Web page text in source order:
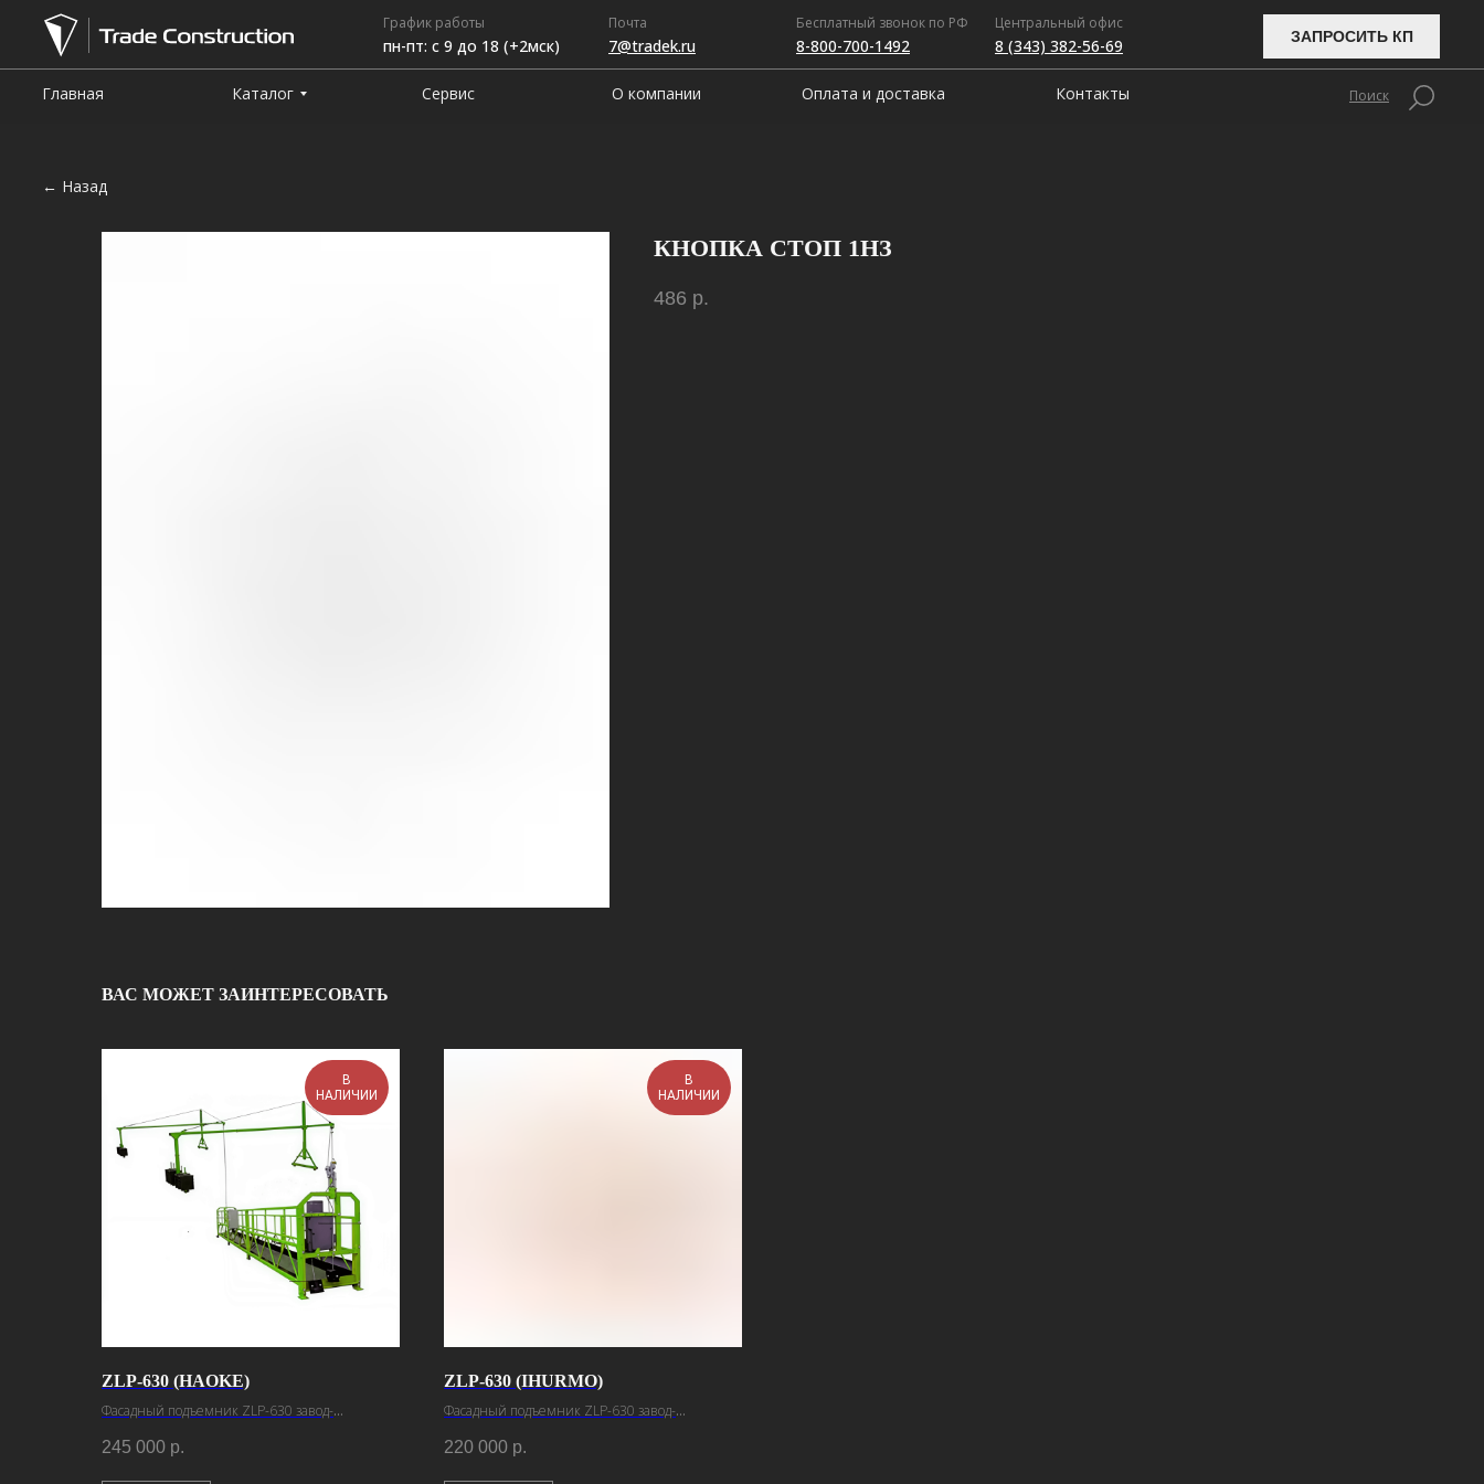
8-800-700-1492
7@tradek.ru
Центральный офис
Поиск
Бесплатный звонок по РФ
Почта
График работы
пн-пт: с 9 до 18 (+2мск) ЗАПРОСИТЬ КП
8 (343) 382-56-69
Главная Каталог Сервис О компании Оплата и доставка Контакты
← Назад
КНОПКА СТОП 1НЗ
486 р.
ВАС МОЖЕТ ЗАИНТЕРЕСОВАТЬ
В
НАЛИЧИИ
ZLP-630 (HAOKE)
Фасадный подъемник ZLP-630 завод-
245 000 р.
В
НАЛИЧИИ
ZLP-630 (IHURMO)
Фасадный подъемник ZLP-630 завод-
220 000 р.